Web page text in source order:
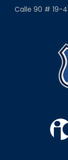
Calle 90 # 19-